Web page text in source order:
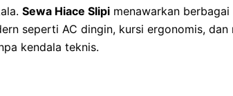
Sewa Hiace Slipi menawarkan
seperti AC dingin, kursi ergonomis, dan
kendala teknis.